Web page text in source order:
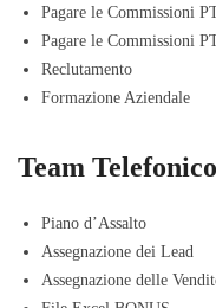
Pagare le Commissioni
Pagare le Commissioni
Reclutamento
Formazione Aziendale
Team
Piano d’Assalto
Assegnazione dei Lead
Assegnazione delle